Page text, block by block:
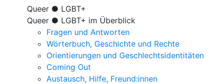
Queer ● LGBT+
Queer ● LGBT+ im Überblick
Fragen und Antworten
Wörterbuch, Geschichte und Rechte
Orientierungen und Geschlechtsidentitäten
Coming Out
Austausch, Hilfe, Freund:innen